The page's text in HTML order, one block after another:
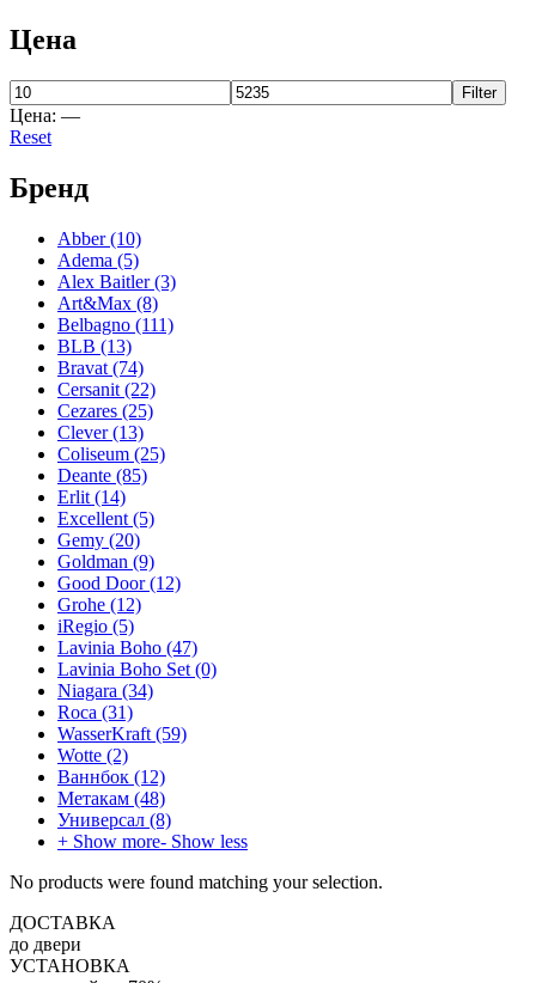
Цена
Filter
Цена: —
Reset
Бренд
Abber(10)
Adema (5)
Alex Baitler(3)
Art&Max (8)
Belbagno (111)
BLB (13)
Bravat (74)
Cersanit (22)
Cezares (25)
Clever(13)
Coliseum (25)
Deante (85)
Erlit (14)
Excellent (5)
Gemy (20)
Goldman (9)
Good Door(12)
Grohe (12)
iRegio (5)
Lavinia Boho (47)
Lavinia Boho Set (0)
Niagara (34)
Roca (31)
WasserKraft (59)
Wotte (2)
Ваннбок (12)
Метакам (48)
Универсал (8)
+ Show more- Show less
No products were found matching your selection.
ДОСТАВКА
до двери
УСТАНОВКА